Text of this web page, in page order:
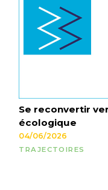
Se reconvertir
écologique
04/06/2026
TRAJECTOIRES